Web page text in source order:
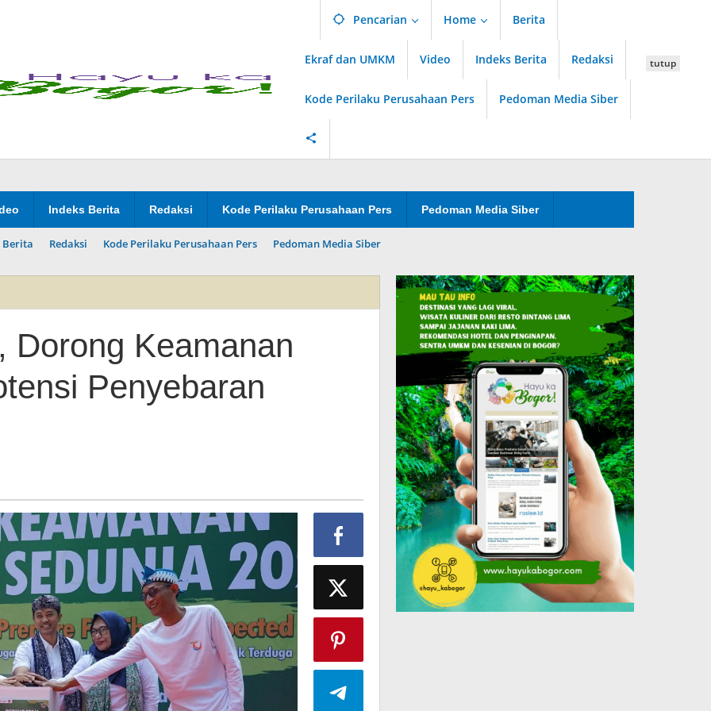
Pencarian Home Berita
Ekraf dan UMKM Video Indeks Berita Redaksi
Kode Perilaku Perusahaan Pers Pedoman Media Siber
Indeks Berita Redaksi Kode Perilaku Perusahaan Pers Pedoman Media Siber
Berita Redaksi Kode Perilaku Perusahaan Pers Pedoman Media Siber
tutup
Dorong Keamanan
Penyebaran